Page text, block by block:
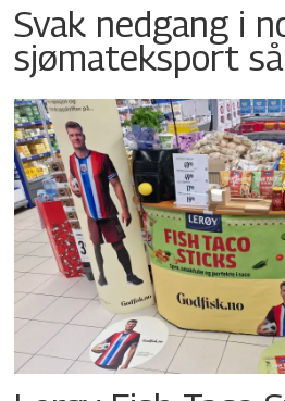
Svak nedgang i
sjømateksport